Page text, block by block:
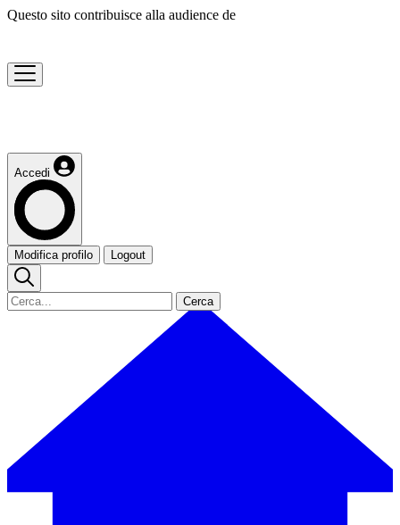
Questo sito contribuisce alla audience de
Accedi
Modifica profilo Logout
Cerca